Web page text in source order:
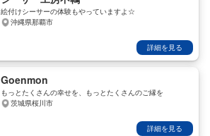
絵付けシーサーの体験もやっていますよ☆
沖縄県那覇市
詳細を見る
Goenmon
もっとたくさんの幸せを、もっとたくさんのご縁を
茨城県桜川市
詳細を見る